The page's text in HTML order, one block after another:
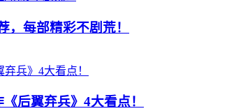
，每部精彩不剧荒！
后翼弃兵》4大看点！